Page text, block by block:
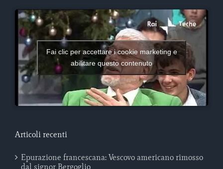
Fai clic per accettare i cookie marketing e
abilitare questo contenuto
Articoli recenti
Epurazione francescana: Vescovo americano rimosso
dal signor Bergoglio